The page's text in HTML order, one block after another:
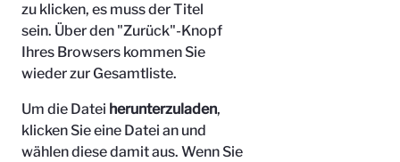
zu klicken, es muss der Titel
sein. Über den "Zurück"-Knopf
Ihres Browsers kommen Sie
wieder zur Gesamtliste.
Um die Datei herunterzuladen,
klicken Sie eine Datei an und
wählen diese damit aus. Wenn Sie